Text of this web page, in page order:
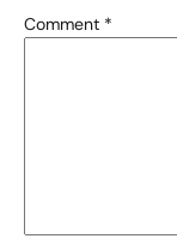
Comment *